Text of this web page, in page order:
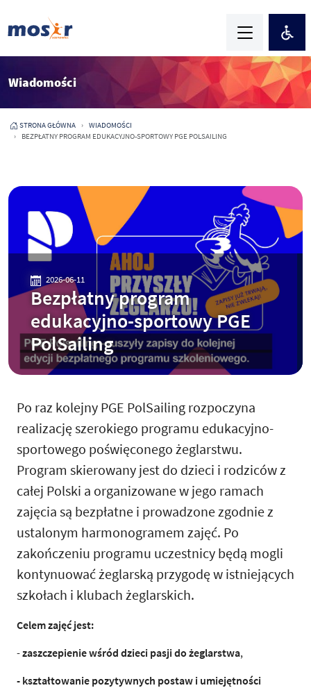
Wiadomości
STRONA GŁÓWNA
WIADOMOŚCI
BEZPŁATNY PROGRAM EDUKACYJNO-SPORTOWY PGE POLSAILING
2026-06-11
Bezpłatny program
edukacyjno-sportowy PGE
PolSailing
Po raz kolejny PGE PolSailing rozpoczyna
realizację szerokiego programu edukacyjno-
sportowego poświęconego żeglarstwu.
Program skierowany jest do dzieci i rodziców z
całej Polski a organizowane w jego ramach
zajęcia są bezpłatne i prowadzone zgodnie z
ustalonym harmonogramem zajęć. Po
zakończeniu programu uczestnicy będą mogli
kontynuować żeglarską przygodę w istniejących
szkołach i klubach żeglarskich.
Celem zajęć jest:
-zaszczepienie wśród dzieci pasji do żeglarstwa,
- kształtowanie pozytywnych postaw i umiejętności